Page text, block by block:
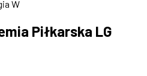
W
Piłkarska LG